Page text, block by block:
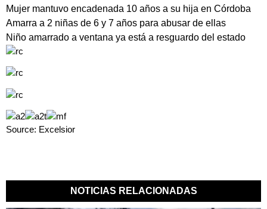
Mujer mantuvo encadenada 10 años a su hija en Córdoba
Amarra a 2 niñas de 6 y 7 años para abusar de ellas
Niño amarrado a ventana ya está a resguardo del estado
Source: Excelsior
NOTICIAS RELACIONADAS